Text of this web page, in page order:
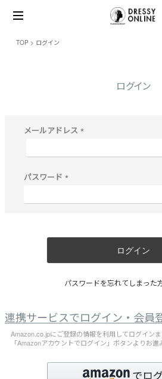
TOP ログイン
ログイン
メールアドレス
必
パスワード
必
ログイン
パスワードを忘れてしまった
連携サービスでログイン・会員
Amazon.co.jpにご登録の情報を利用してログイン
「Amazonアカウントでログイン」ボタンよりお進